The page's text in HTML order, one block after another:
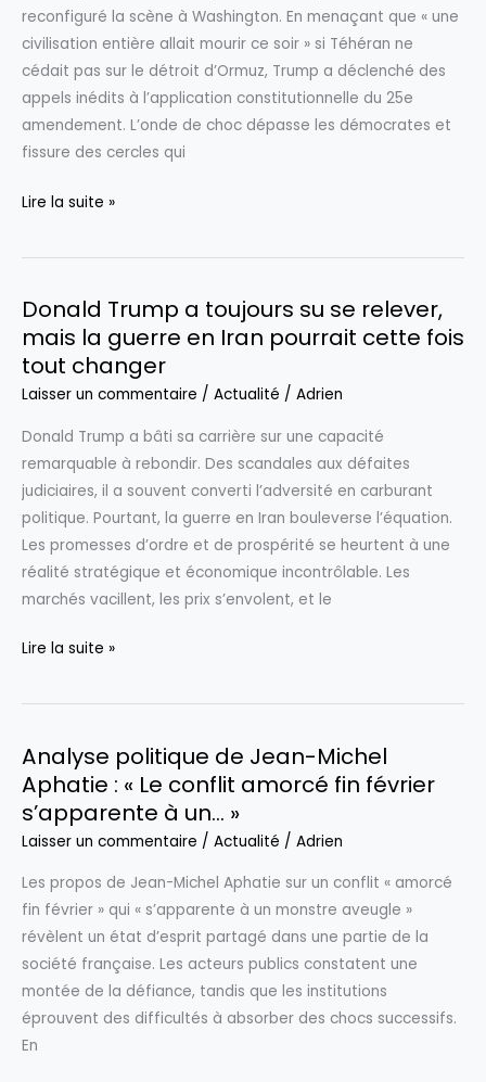
l’exode
de
sa
jeunesse
(3/3
reconfiguré la scène à Washington. En menaçant que « une
civilisation entière allait mourir ce soir » si Téhéran ne
cédait pas sur le détroit d’Ormuz, Trump a déclenché des
appels inédits à l’application constitutionnelle du 25e
amendement. L’onde de choc dépasse les démocrates et
fissure des cercles qui
Les
de
sur
l’Iran
suscitent
des
inattendus
à
l’application
du
25e
amendement,
au-
Lire la suite »
Donald Trump a toujours su se relever,
mais la guerre en Iran pourrait cette fois
tout changer
Laisser un commentaire / Actualité / Adrien
Donald Trump a bâti sa carrière sur une capacité
remarquable à rebondir. Des scandales aux défaites
judiciaires, il a souvent converti l’adversité en carburant
politique. Pourtant, la guerre en Iran bouleverse l’équation.
Les promesses d’ordre et de prospérité se heurtent à une
réalité stratégique et économique incontrôlable. Les
marchés vacillent, les prix s’envolent, et le
Donald
a
su
se
relever,
mais
guerre
en
Iran
pourrait
cette
fois
tout
Lire la suite »
Analyse politique de Jean-Michel
Aphatie : « Le conflit amorcé fin février
s’apparente à un… »
Laisser un commentaire / Actualité / Adrien
Les propos de Jean-Michel Aphatie sur un conflit « amorcé
fin février » qui « s’apparente à un monstre aveugle »
révèlent un état d’esprit partagé dans une partie de la
société française. Les acteurs publics constatent une
montée de la défiance, tandis que les institutions
éprouvent des difficultés à absorber des chocs successifs.
En